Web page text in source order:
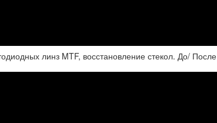
линз MTF, восстановление стекол. До/ После